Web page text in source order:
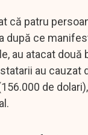
că patru
după ce
au atacat două
au cauzat
de